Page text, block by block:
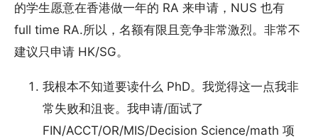
的学生愿意在香港做一年的 RA 来申请，NUS 也有
full time RA.所以，名额有限且竞争非常激烈。非常不
建议只申请 HK/SG。
我根本不知道要读什么 PhD。我觉得这一点我非
常失败和沮丧。我申请/面试了
FIN/ACCT/OR/MIS/Decision Science/math 项